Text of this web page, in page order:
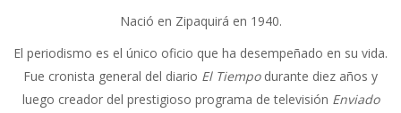
Nació en Zipaquirá en 1940.
El periodismo es el único oficio que ha desempeñado en su vida.
Fue cronista general del diario El Tiempodurante diez años y
luego creador del prestigioso programa de televisión Enviado